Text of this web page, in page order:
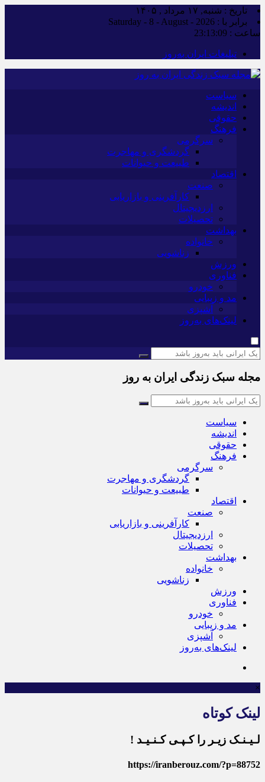
تاریخ : شنبه, ۱۷ مرداد , ۱۴۰۵
برابر با : Saturday - 8 - August - 2026
ساعت : 23:13:09
تبلیغات ایران به‌روز
سیاست
اندیشه
حقوقی
فرهنگ
سرگرمی
گردشگری و مهاجرت
طبیعت و حیوانات
اقتصاد
صنعت
کارآفرینی و بازاریابی
ارزدیجیتال
تحصیلات
بهداشت
خانواده
زناشویی
ورزش
فناوری
خودرو
مد و زیبایی
آشپزی
لینک‌های به‌روز
مجله سبک زندگی ایران به روز
سیاست
اندیشه
حقوقی
فرهنگ
سرگرمی
گردشگری و مهاجرت
طبیعت و حیوانات
اقتصاد
صنعت
کارآفرینی و بازاریابی
ارزدیجیتال
تحصیلات
بهداشت
خانواده
زناشویی
ورزش
فناوری
خودرو
مد و زیبایی
آشپزی
لینک‌های به‌روز
×
لینک کوتاه
لـیـنـک زیـر را کـپـی کـنـیـد !
https://iranberouz.com/?p=88752